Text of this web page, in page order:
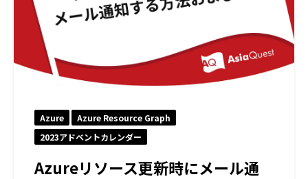
Azure
Azure Resource Graph
2023アドベントカレンダー
Azureリソース更新時にメール通